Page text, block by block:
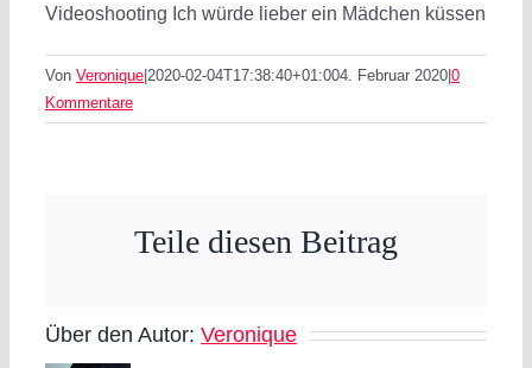
Videoshooting Ich würde lieber ein Mädchen küssen
Von Veronique 2020-02-04T17:38:40+01:004. Februar 2020 0
Kommentare
Teile diesen Beitrag
Über den Autor: Veronique